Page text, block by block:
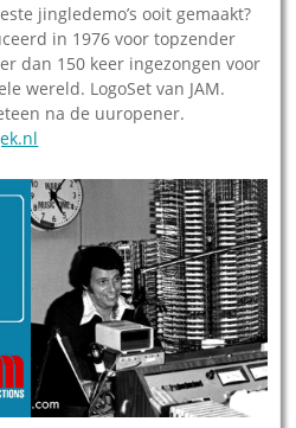
jingledemo’s ooit gemaakt?
in 1976 voor topzender
dan 150 keer ingezongen voor
wereld. LogoSet van JAM.
na de uuropener.